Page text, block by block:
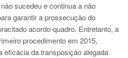
sucedeu e continua a não
garantir a prossecução do
acordo-quadro. Entretanto, a
procedimento em 2015,
eficácia da transposição alegada